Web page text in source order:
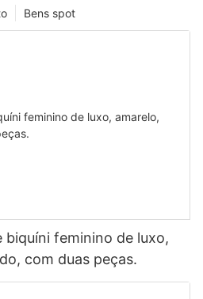
Bens spot
biquíni feminino de luxo,
com duas peças.